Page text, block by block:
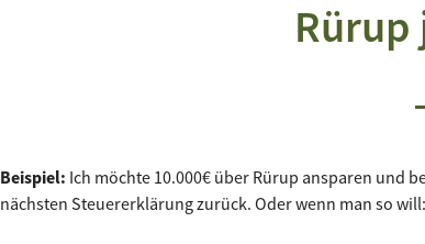
Rürup
Beispiel: Ich möchte 10.000€ über Rürup ansparen und
nächsten Steuererklärung zurück. Oder wenn man so will: